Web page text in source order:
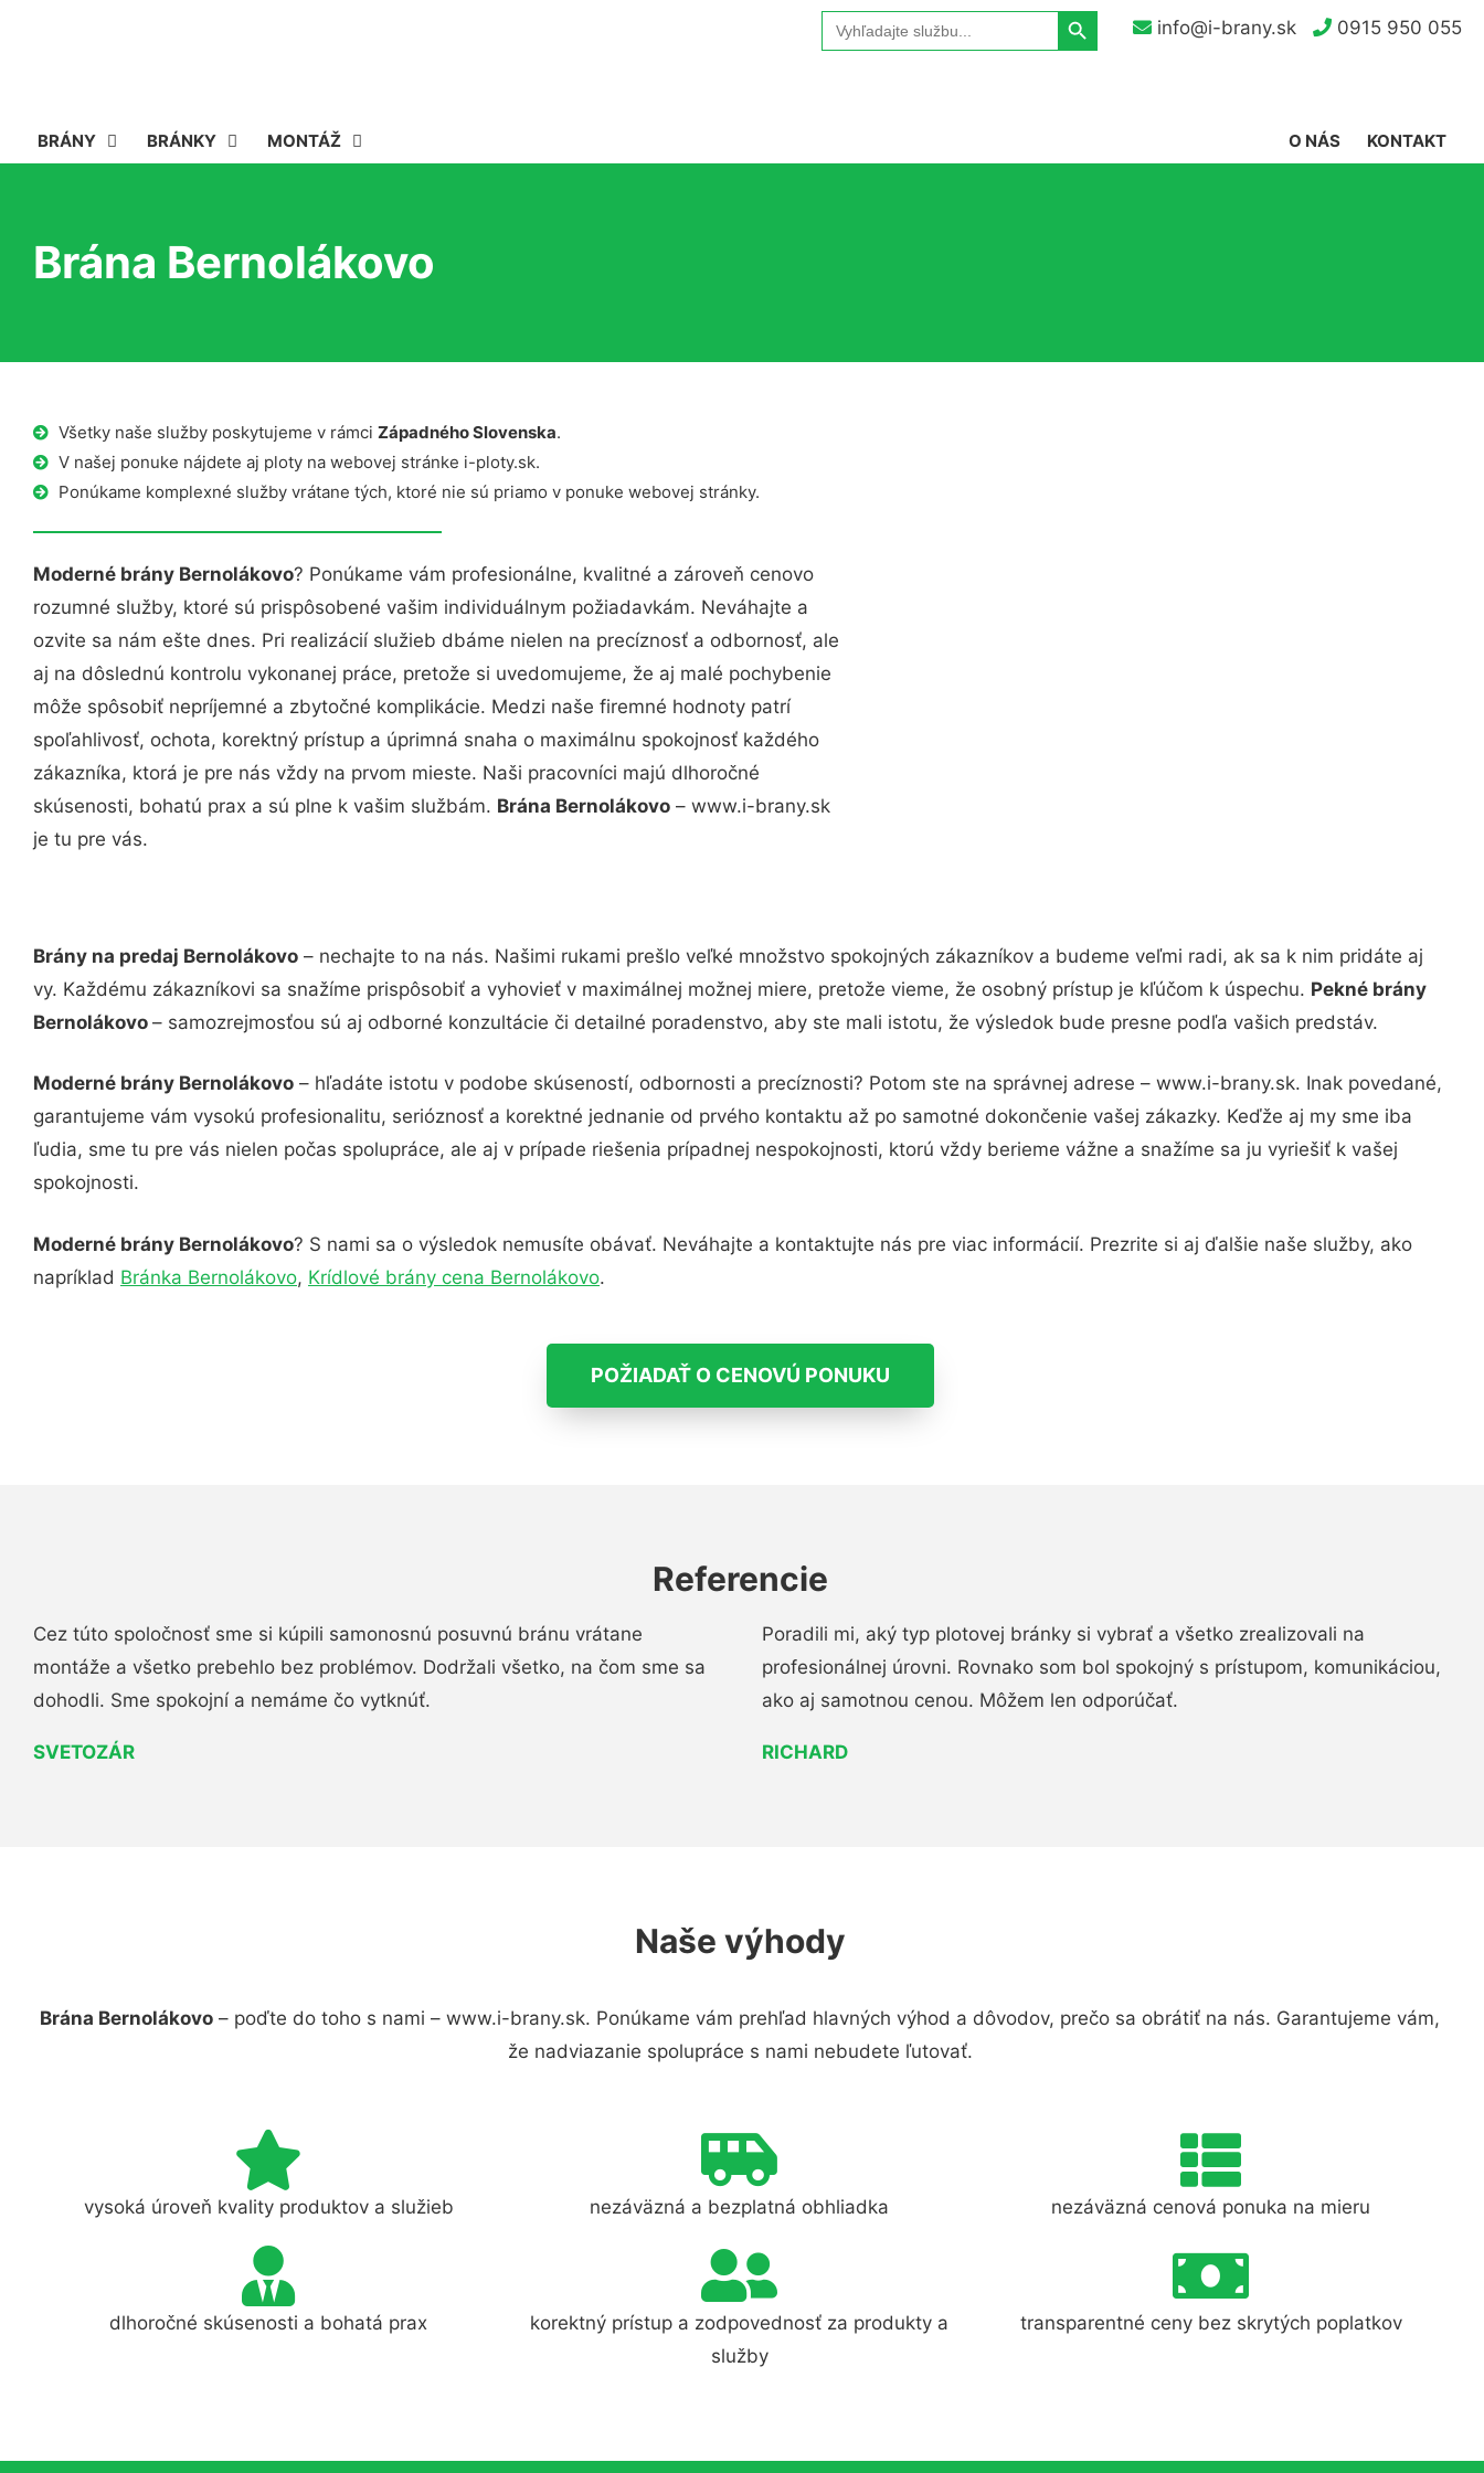
info@i-brany.sk 0915 950 055
Search
for:
Search Button
BRÁNY BRÁNKY MONTÁŽ KONTAKT
O NÁS
Brána Bernolákovo
Všetky naše služby poskytujeme v rámci Západného Slovenska.
V našej ponuke nájdete aj ploty na webovej stránke i-ploty.sk.
Ponúkame komplexné služby vrátane tých, ktoré nie sú priamo v ponuke webovej stránky.
Moderné brány Bernolákovo? Ponúkame vám profesionálne, kvalitné a zároveň cenovo
rozumné služby, ktoré sú prispôsobené vašim individuálnym požiadavkám. Neváhajte a
ozvite sa nám ešte dnes. Pri realizácií služieb dbáme nielen na precíznosť a odbornosť, ale
aj na dôslednú kontrolu vykonanej práce, pretože si uvedomujeme, že aj malé pochybenie
môže spôsobiť nepríjemné a zbytočné komplikácie. Medzi naše firemné hodnoty patrí
spoľahlivosť, ochota, korektný prístup a úprimná snaha o maximálnu spokojnosť každého
zákazníka, ktorá je pre nás vždy na prvom mieste. Naši pracovníci majú dlhoročné
skúsenosti, bohatú prax a sú plne k vašim službám. Brána Bernolákovo – www.i-brany.sk
je tu pre vás.
Brány na predaj Bernolákovo – nechajte to na nás. Našimi rukami prešlo veľké množstvo spokojných zákazníkov a budeme veľmi radi, ak sa k nim pridáte aj
vy. Každému zákazníkovi sa snažíme prispôsobiť a vyhovieť v maximálnej možnej miere, pretože vieme, že osobný prístup je kľúčom k úspechu. Pekné brány
Bernolákovo – samozrejmosťou sú aj odborné konzultácie či detailné poradenstvo, aby ste mali istotu, že výsledok bude presne podľa vašich predstáv.
Moderné brány Bernolákovo – hľadáte istotu v podobe skúseností, odbornosti a precíznosti? Potom ste na správnej adrese – www.i-brany.sk. Inak povedané,
garantujeme vám vysokú profesionalitu, serióznosť a korektné jednanie od prvého kontaktu až po samotné dokončenie vašej zákazky. Keďže aj my sme iba
ľudia, sme tu pre vás nielen počas spolupráce, ale aj v prípade riešenia prípadnej nespokojnosti, ktorú vždy berieme vážne a snažíme sa ju vyriešiť k vašej
spokojnosti.
Moderné brány Bernolákovo? S nami sa o výsledok nemusíte obávať. Neváhajte a kontaktujte nás pre viac informácií. Prezrite si aj ďalšie naše služby, ako
napríklad Bránka Bernolákovo, Krídlové brány cena Bernolákovo.
POŽIADAŤ O CENOVÚ PONUKU
Referencie
Cez túto spoločnosť sme si kúpili samonosnú posuvnú bránu vrátane
montáže a všetko prebehlo bez problémov. Dodržali všetko, na čom sme sa
dohodli. Sme spokojní a nemáme čo vytknúť.
SVETOZÁR
Poradili mi, aký typ plotovej bránky si vybrať a všetko zrealizovali na
profesionálnej úrovni. Rovnako som bol spokojný s prístupom, komunikáciou,
ako aj samotnou cenou. Môžem len odporúčať.
RICHARD
Naše výhody
Brána Bernolákovo – poďte do toho s nami – www.i-brany.sk. Ponúkame vám prehľad hlavných výhod a dôvodov, prečo sa obrátiť na nás. Garantujeme vám,
že nadviazanie spolupráce s nami nebudete ľutovať.
vysoká úroveň kvality produktov a služieb nezáväzná a bezplatná obhliadka nezáväzná cenová ponuka na mieru
dlhoročné skúsenosti a bohatá prax
korektný prístup a zodpovednosť za produkty a
služby
transparentné ceny bez skrytých poplatkov